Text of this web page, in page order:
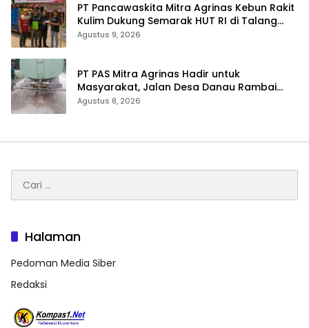
‎PT Pancawaskita Mitra Agrinas Kebun Rakit
Kulim Dukung Semarak HUT RI di Talang
Perigi
Agustus 9, 2026
‎PT PAS Mitra Agrinas Hadir untuk
Masyarakat, Jalan Desa Danau Rambai
Dirawat dan Disiram
Agustus 8, 2026
untuk:
Halaman
Pedoman Media Siber
Redaksi